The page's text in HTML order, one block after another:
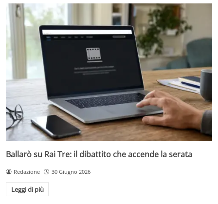
Ballarò su Rai Tre: il dibattito che accende la serata
Redazione 30 Giugno 2026
Leggi di più